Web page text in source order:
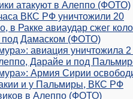
атакуют в Алеппо (ФОТО)
ВКС РФ уничтожили 20
в Ракке авиаудар сжег
Дамаском (ФОТО)
авиация уничтожила
Дарайе и под
Армия Сирии
и у Пальмиры, ВКС РФ
в Алеппо (ФОТО)